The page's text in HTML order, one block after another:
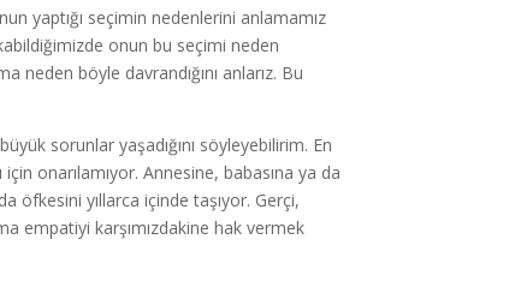
yaptığı seçimin nedenlerini anlamamız
onun bu seçimi neden
neden böyle davrandığını anlarız. Bu
sorunlar yaşadığını söyleyebilirim. En
onarılamıyor. Annesine, babasına ya da
öfkesini yıllarca içinde taşıyor. Gerçi,
empatiyi karşımızdakine hak vermek